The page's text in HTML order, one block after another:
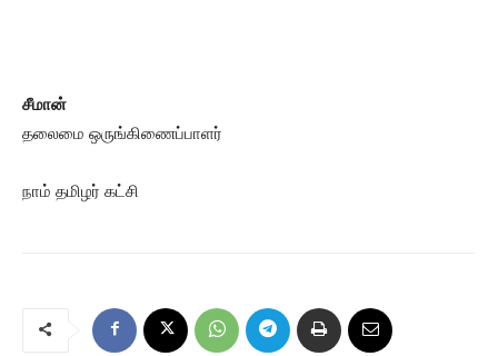
சீமான்
தலைமை ஒருங்கிணைப்பாளர்
நாம் தமிழர் கட்சி